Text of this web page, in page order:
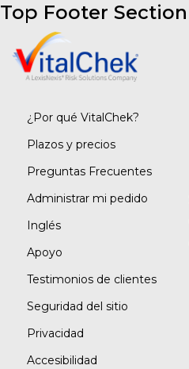
Top Footer Section
¿Por qué VitalChek?
Plazos y precios
Preguntas Frecuentes
Administrar mi pedido
Inglés
Apoyo
Testimonios de clientes
Seguridad del sitio
Privacidad
Accesibilidad